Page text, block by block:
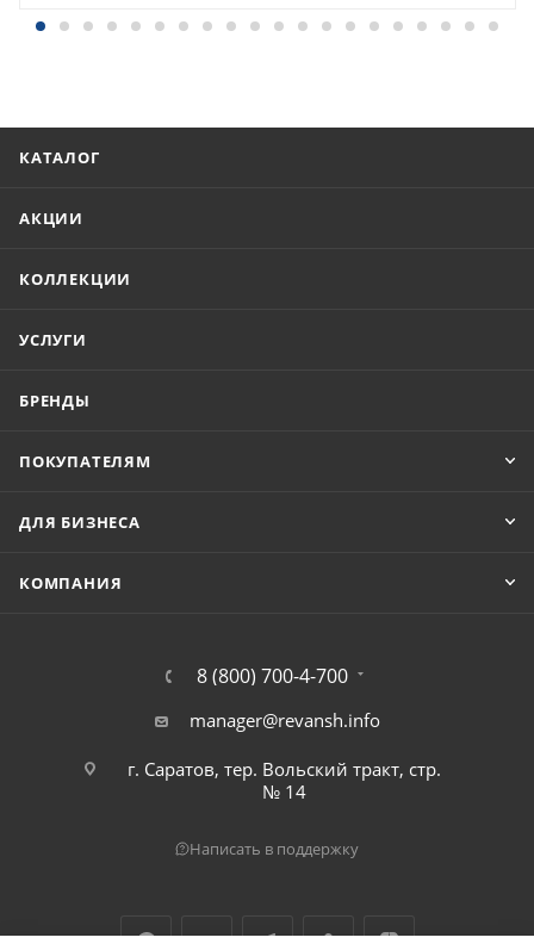
КАТАЛОГ
АКЦИИ
КОЛЛЕКЦИИ
УСЛУГИ
БРЕНДЫ
ПОКУПАТЕЛЯМ
ДЛЯ БИЗНЕСА
КОМПАНИЯ
8 (800) 700-4-700
manager@revansh.info
г. Саратов, тер. Вольский тракт, стр.
№ 14
Написать в поддержку